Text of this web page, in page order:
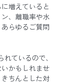
増えていると
、離職率や水
らゆるご質問
ているので、
かもしれませ
ちんとした対